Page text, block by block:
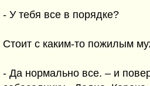
- У тебя все в порядке?
Стоит с каким-то пожилым
- Да нормально все. – и